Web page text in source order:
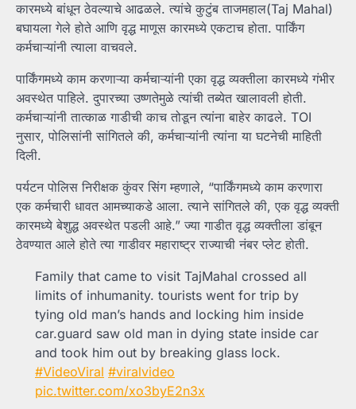
कारमध्ये बांधून ठेवल्याचे आढळले. त्यांचे कुटुंब ताजमहाल(Taj Mahal)
बघायला गेले होते आणि वृद्ध माणूस कारमध्ये एकटाच होता. पार्किंग
कर्मचाऱ्यांनी त्याला वाचवले.
पार्किंगमध्ये काम करणाऱ्या कर्मचाऱ्यांनी एका वृद्ध व्यक्तीला कारमध्ये गंभीर
अवस्थेत पाहिले. दुपारच्या उष्णतेमुळे त्यांची तब्येत खालावली होती.
कर्मचाऱ्यांनी तात्काळ गाडीची काच तोडून त्यांना बाहेर काढले. TOI
नुसार, पोलिसांनी सांगितले की, कर्मचाऱ्यांनी त्यांना या घटनेची माहिती
दिली.
पर्यटन पोलिस निरीक्षक कुंवर सिंग म्हणाले, “पार्किंगमध्ये काम करणारा
एक कर्मचारी धावत आमच्याकडे आला. त्याने सांगितले की, एक वृद्ध व्यक्ती
कारमध्ये बेशुद्ध अवस्थेत पडली आहे.” ज्या गाडीत वृद्ध व्यक्तीला डांबून
ठेवण्यात आले होते त्या गाडीवर महाराष्ट्र राज्याची नंबर प्लेट होती.
Family that came to visit TajMahal crossed all
limits of inhumanity. tourists went for trip by
tying old man’s hands and locking him inside
car.guard saw old man in dying state inside car
and took him out by breaking glass lock.
#VideoViral #viralvideo
pic.twitter.com/xo3byE2n3x